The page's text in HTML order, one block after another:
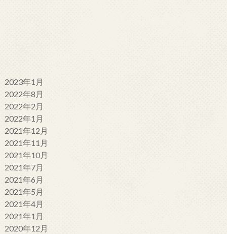
2023年1月
2022年8月
2022年2月
2022年1月
2021年12月
2021年11月
2021年10月
2021年7月
2021年6月
2021年5月
2021年4月
2021年1月
2020年12月